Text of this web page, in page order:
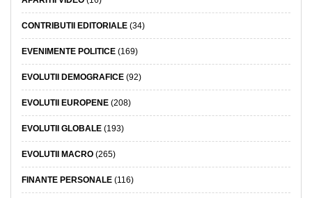
CONTRIBUTII EDITORIALE (34)
EVENIMENTE POLITICE (169)
EVOLUTII DEMOGRAFICE (92)
EVOLUTII EUROPENE (208)
EVOLUTII GLOBALE (193)
EVOLUTII MACRO (265)
FINANTE PERSONALE (116)